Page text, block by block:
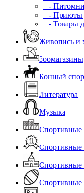
-
- Приюты
- Товары
Живопись и
Зоомагазины
Конный
Литература
Музыка
Спортивные
Спортивные
Спортивные
Спортивные